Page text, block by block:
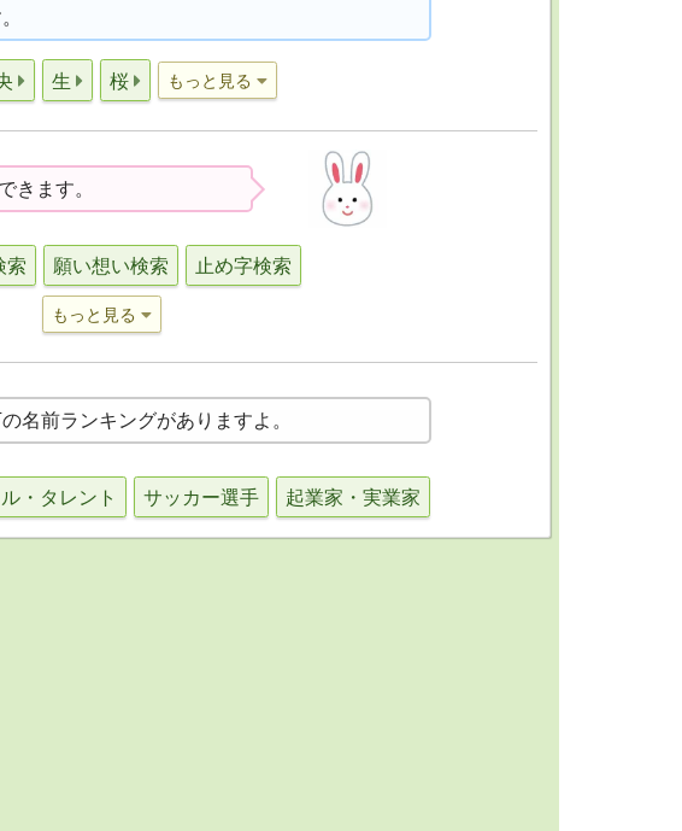
生 桜 もっと見る
きます。
索 願い想い検索 止め字検索
もっと見る
の名前ランキングがありますよ。
・タレント サッカー選手 起業家・実業家